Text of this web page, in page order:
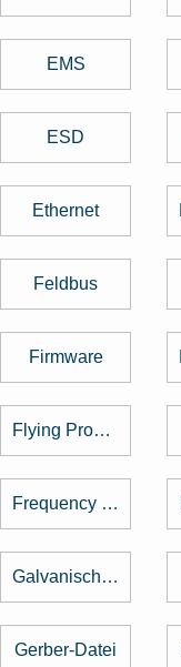
EMS
ESD
Ethernet
Feldbus
Firmware
Flying Probe Test
Frequency Hopping
Galvanische Trennung
Gerber-Datei